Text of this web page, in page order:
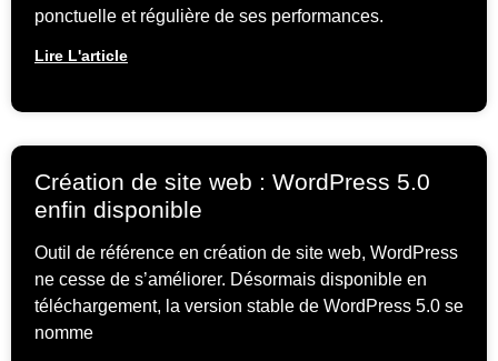
ponctuelle et régulière de ses performances.
Lire L'article
Création de site web : WordPress 5.0
enfin disponible
Outil de référence en création de site web, WordPress
ne cesse de s’améliorer. Désormais disponible en
téléchargement, la version stable de WordPress 5.0 se
nomme